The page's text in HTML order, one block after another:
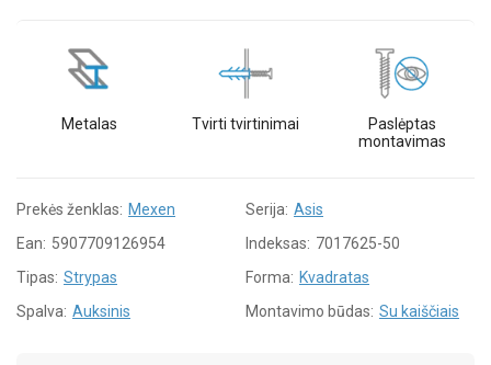
Metalas Tvirti tvirtinimai
Paslėptas
montavimas
Prekės ženklas: Mexen Serija: Asis
Ean: 5907709126954 Indeksas: 7017625-50
Tipas: Strypas Forma: Kvadratas
Spalva: Auksinis Montavimo būdas: Su kaiščiais